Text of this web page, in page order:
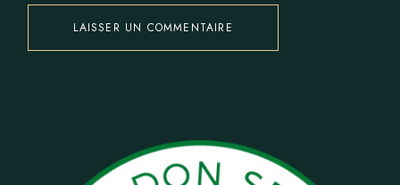
LAISSER UN COMMENTAIRE